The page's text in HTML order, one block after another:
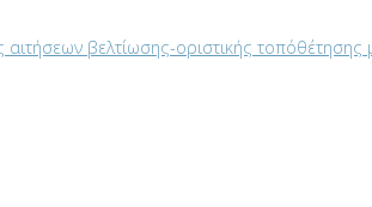
αιτήσεων βελτίωσης-οριστικής